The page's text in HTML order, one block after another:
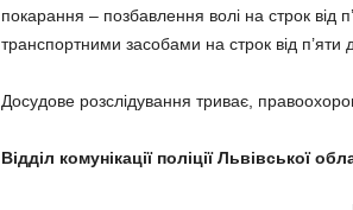
покарання – позбавлення волі на строк від
транспортними засобами на строк від п’яти
Досудове розслідування триває,
Відділ комунікації поліції Львівської